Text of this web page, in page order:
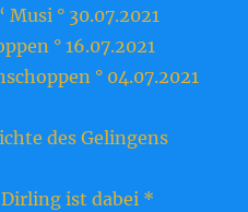
° 30.07.2021
° 16.07.2021
° 04.07.2021
des Gelingens
ist dabei *